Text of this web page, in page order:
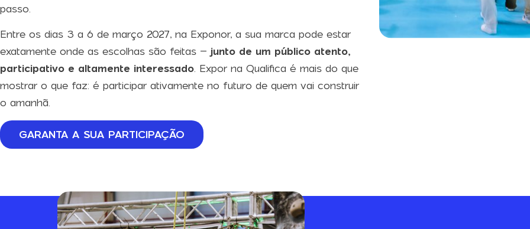
passo.
Entre os dias 3 a 6 de março 2027, na Exponor, a sua marca pode estar
exatamente onde as escolhas são feitas – junto de um público atento,
participativo e altamente interessado. Expor na Qualifica é mais do que
mostrar o que faz: é participar ativamente no futuro de quem vai construir
o amanhã.
GARANTA A SUA PARTICIPAÇÃO